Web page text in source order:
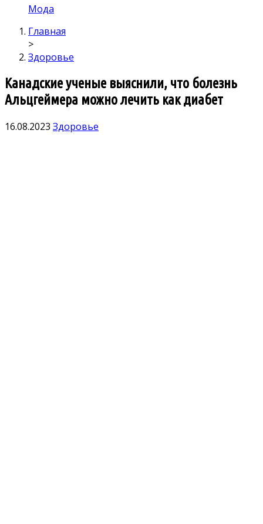
Мода
Главная
>
Здоровье
Канадские ученые выяснили, что болезнь
Альцгеймера можно лечить как диабет
16.08.2023 Здоровье